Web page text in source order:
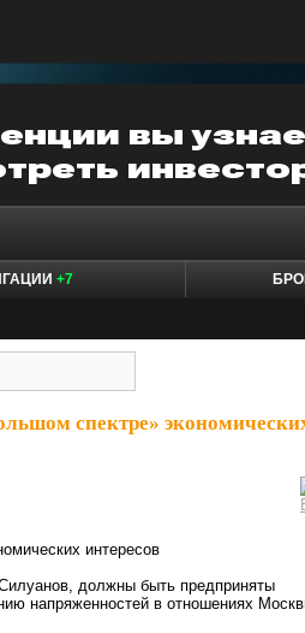
+7
спектре»
интересов
должны быть предприняты
напряженностей в отношениях